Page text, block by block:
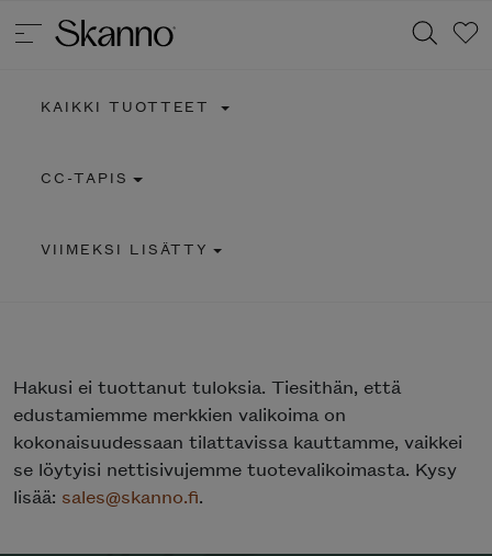
KAIKKI TUOTTEET
CC-TAPIS
VIIMEKSI LISÄTTY
Hakusi ei tuottanut tuloksia. Tiesithän, että
edustamiemme merkkien valikoima on
kokonaisuudessaan tilattavissa kauttamme, vaikkei
se löytyisi nettisivujemme tuotevalikoimasta. Kysy
lisää: sales@skanno.fi.